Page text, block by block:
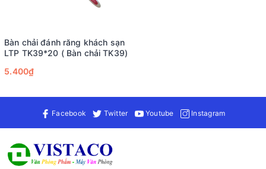
Bàn chải đánh răng khách sạn
LTP TK39*20 ( Bàn chải TK39)
5.400₫
Facebook Twitter Youtube Instagram